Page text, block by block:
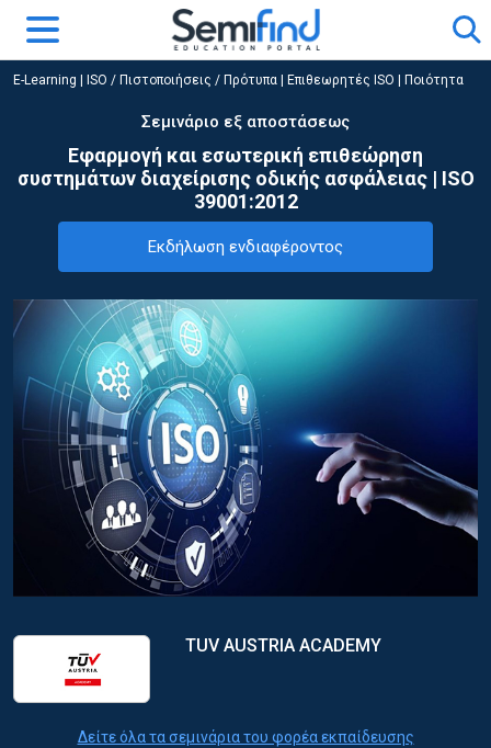
E-Learning ISO / Πιστοποιήσεις / Πρότυπα Επιθεωρητές ISO | Ποιότητα
Σεμινάριο εξ αποστάσεως
Εφαρμογή και εσωτερική επιθεώρηση
συστημάτων διαχείρισης οδικής ασφάλειας | ISO
39001:2012
Εκδήλωση ενδιαφέροντος
TUV AUSTRIA ACADEMY
Δείτε όλα τα σεμινάρια του φορέα εκπαίδευσης